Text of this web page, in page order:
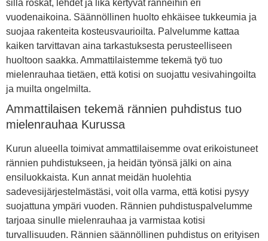
sillä roskat, lehdet ja lika kertyvät ränneihin eri
vuodenaikoina. Säännöllinen huolto ehkäisee tukkeumia ja
suojaa rakenteita kosteusvaurioilta. Palvelumme kattaa
kaiken tarvittavan aina tarkastuksesta perusteelliseen
huoltoon saakka. Ammattilaistemme tekemä työ tuo
mielenrauhaa tietäen, että kotisi on suojattu vesivahingoilta
ja muilta ongelmilta.
Ammattilaisen tekemä rännien puhdistus tuo
mielenrauhaa Kurussa
Kurun alueella toimivat ammattilaisemme ovat erikoistuneet
rännien puhdistukseen, ja heidän työnsä jälki on aina
ensiluokkaista. Kun annat meidän huolehtia
sadevesijärjestelmästäsi, voit olla varma, että kotisi pysyy
suojattuna ympäri vuoden. Rännien puhdistuspalvelumme
tarjoaa sinulle mielenrauhaa ja varmistaa kotisi
turvallisuuden. Rännien säännöllinen puhdistus on erityisen